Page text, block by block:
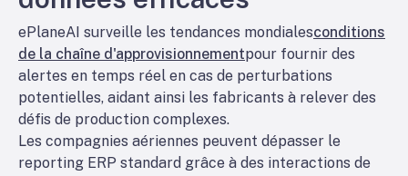
ePlaneAI surveille les tendances mondialesconditions
de la chaîne d'approvisionnementpour fournir des
alertes en temps réel en cas de perturbations
potentielles, aidant ainsi les fabricants à relever des
défis de production complexes.
Les compagnies aériennes peuvent dépasser le
reporting ERP standard grâce à des interactions de